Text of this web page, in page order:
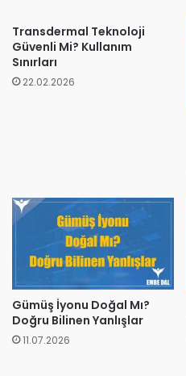
Transdermal Teknoloji
Güvenli Mi? Kullanım
Sınırları
22.02.2026
Gümüş İyonu Doğal Mı?
Doğru Bilinen Yanlışlar
11.07.2026